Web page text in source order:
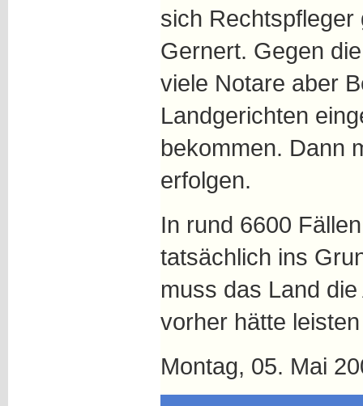
sich
Gernert. Gegen
viele Notare aber
Landgerichten
bekommen. Dann
erfolgen.
In rund 6600
tatsächlich ins
muss das Land
vorher hätte
Montag, 05. Mai